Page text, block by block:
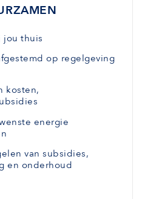
jou thuis
op regelgeving
kosten,
energie
van subsidies,
en onderhoud